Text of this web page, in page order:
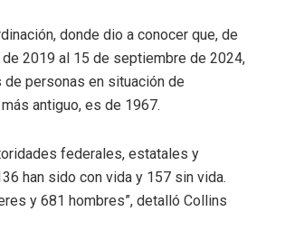
donde dio a conocer que, de
2019 al 15 de septiembre de 2024,
personas en situación de
antiguo, es de 1967.
federales, estatales y
han sido con vida y 157 sin vida.
y 681 hombres”, detalló Collins